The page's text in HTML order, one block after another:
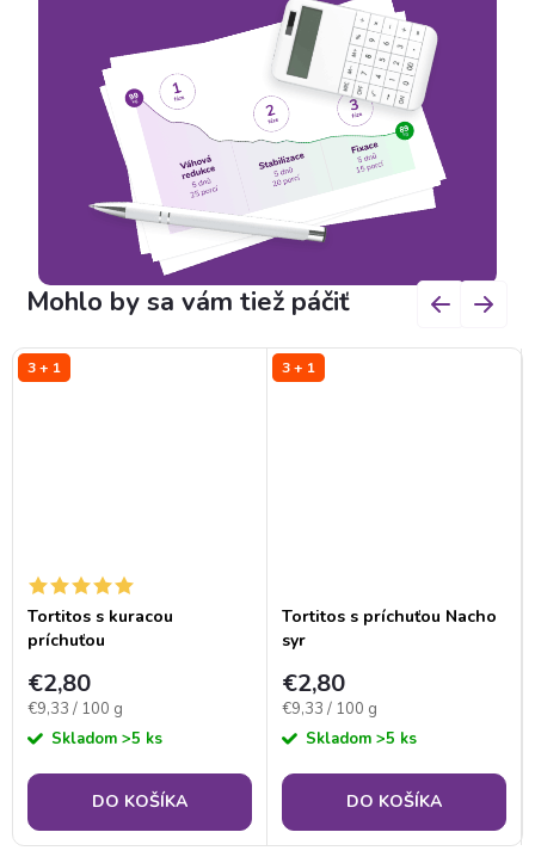
3 + 1
Tortitos s kuracou
príchuťou
€2,80
Jednotková
cena:
€9,33 / 100 g
Skladom >5 ks
DO KOŠÍKA
3 + 1
Tortitos s príchuťou Nacho
syr
€2,80
Jednotková
cena:
€9,33 / 100 g
Skladom >5 ks
DO KOŠÍKA